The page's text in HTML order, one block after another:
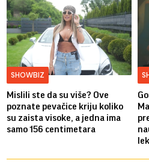
SHOWBIZ
Mislili ste da su više? Ove
poznate pevačice kriju koliko
su zaista visoke, a jedna ima
samo 156 centimetara